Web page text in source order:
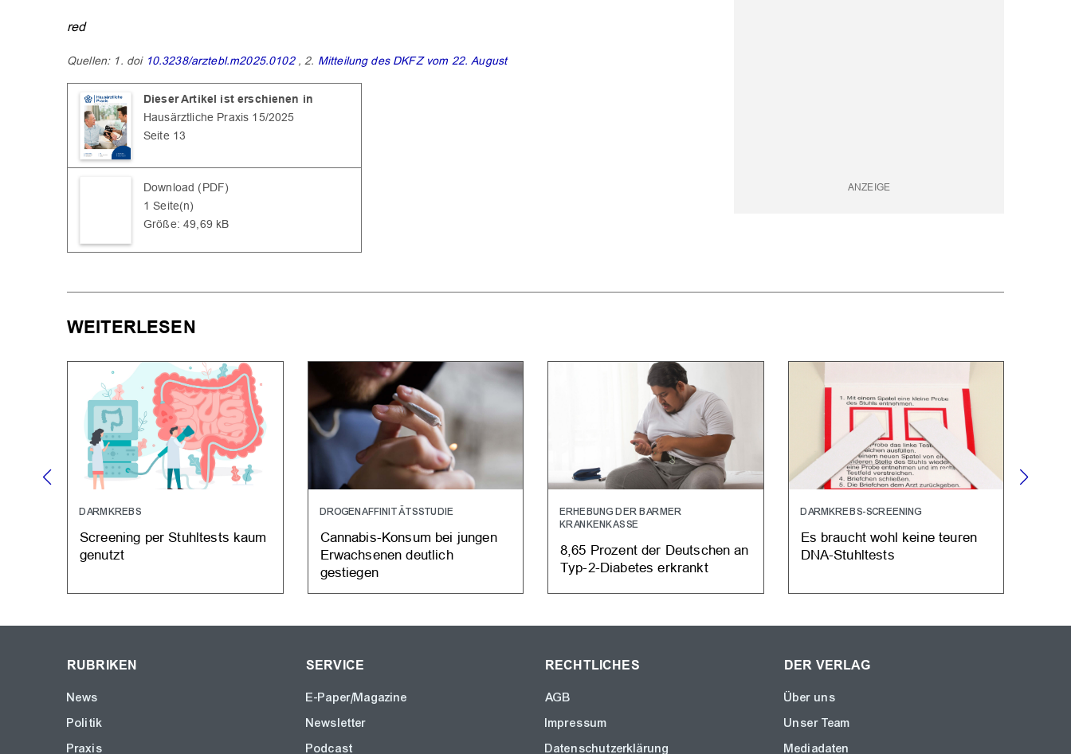
red
Quellen: 1. doi 10.3238/arztebl.m2025.0102, 2. Mitteilung des DKFZ vom 22. August
Dieser Artikel ist erschienen in
Hausärztliche Praxis 15/2025
Seite 13
Download (PDF)
1 Seite(n)
Größe: 49,69 kB
WEITERLESEN
DARMKREBS
Screening per Stuhltests kaum
genutzt
DROGENAFFINITÄTSSTUDIE
Cannabis-Konsum bei jungen
Erwachsenen deutlich
gestiegen
ERHEBUNG DER BARMER
KRANKENKASSE
8,65 Prozent der Deutschen an
Typ-2-Diabetes erkrankt
DARMKREBS-SCREENING
Es braucht wohl keine teuren
DNA-Stuhltests
RUBRIKEN
News
Politik
Praxis
SERVICE
E-Paper/Magazine
Newsletter
Podcast
RECHTLICHES
AGB
Impressum
Datenschutzerklärung
DER VERLAG
Über uns
Unser Team
Mediadaten